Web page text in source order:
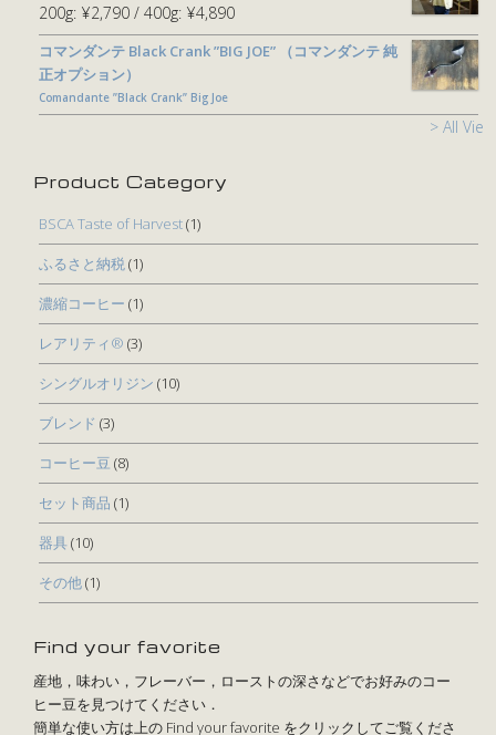
200g: ¥2,790 400g: ¥4,890
コマンダンテ Black Crank ”BIG JOE” （コマンダンテ 純
正オプション）
Comandante ”Black Crank” Big Joe
> All View
Product Category
BSCA Taste of Harvest(1)
ふるさと納税(1)
濃縮コーヒー (1)
レアリティ® (3)
シングルオリジン (10)
ブレンド (3)
コーヒー豆 (8)
セット商品 (1)
器具(10)
その他(1)
Find your favorite